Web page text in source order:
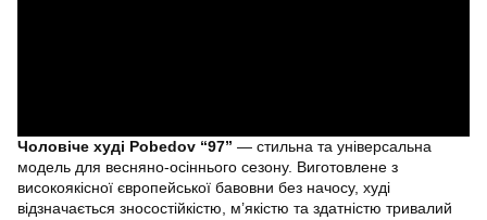
Чоловіче худі Pobedov “97” — стильна та універсальна
модель для весняно-осіннього сезону. Виготовлене з
високоякісної європейської бавовни без начосу, худі
відзначається зносостійкістю, м’якістю та здатністю тривалий